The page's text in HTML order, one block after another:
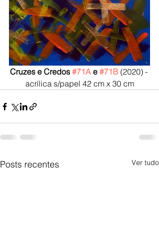
Cruzes e Credos #71A e #71B (2020) -
acrílica s/papel 42 cm x 30 cm
Posts recentes Ver tudo